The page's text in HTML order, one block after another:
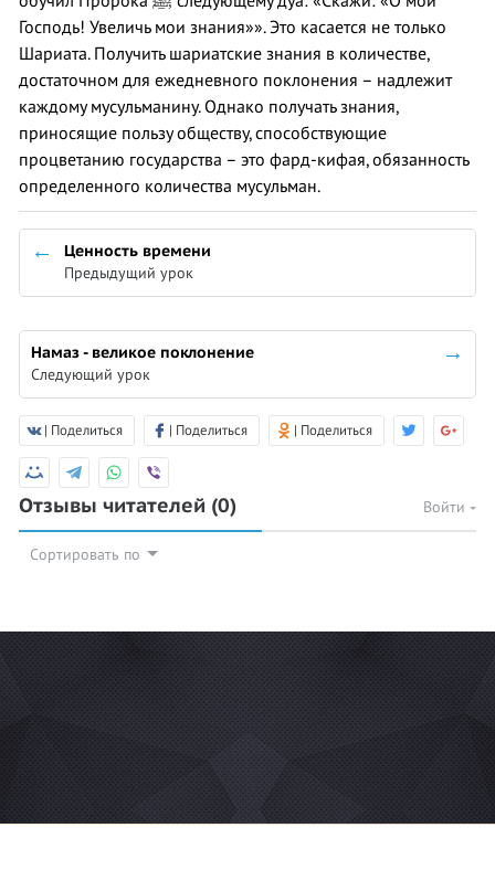
Господь! Увеличь мои знания»». Это касается не только
Шариата. Получить шариатские знания в количестве,
достаточном для ежедневного поклонения – надлежит
каждому мусульманину. Однако получать знания,
приносящие пользу обществу, способствующие
процветанию государства – это фард-кифая, обязанность
определенного количества мусульман.
Ценность времени
Предыдущий урок
Намаз - великое поклонение
Следующий урок
| Поделиться | Поделиться | Поделиться
Отзывы читателей (0) Войти
Сортировать по